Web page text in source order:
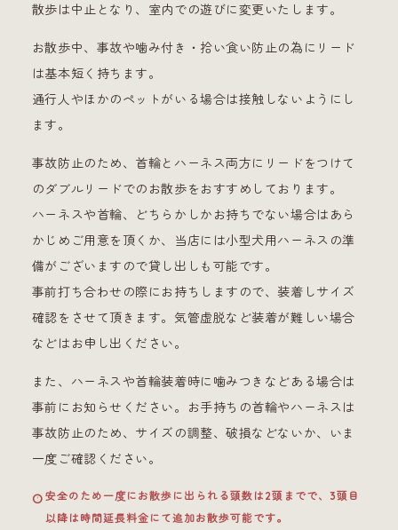
散歩は中止となり、室内での遊びに変更いたします。
お散歩中、事故や噛み付き・拾い食い防止の為にリード
は基本短く持ちます。
通行人やほかのペットがいる場合は接触しないようにし
ます。
事故防止のため、首輪とハーネス両方にリードをつけて
のダブルリードでのお散歩をおすすめしております。
ハーネスや首輪、どちらかしかお持ちでない場合はあら
かじめご用意を頂くか、当店には小型犬用ハーネスの準
備がございますので貸し出しも可能です。
事前打ち合わせの際にお持ちしますので、装着しサイズ
確認をさせて頂きます。気管虚脱など装着が難しい場合
などはお申し出ください。
また、ハーネスや首輪装着時に噛みつきなどある場合は
事前にお知らせください。お手持ちの首輪やハーネスは
事故防止のため、サイズの調整、破損などないか、いま
一度ご確認ください。
安全のため一度にお散歩に出られる頭数は2頭までで、3頭目
以降は時間延長料金にて追加お散歩可能です。